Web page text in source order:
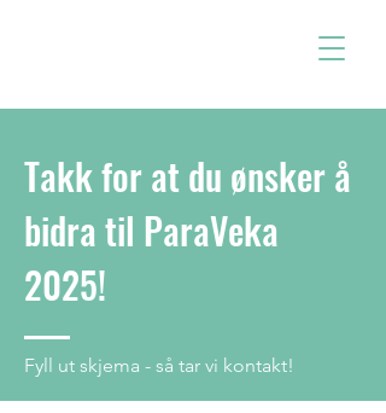
Takk for at du ønsker å
bidra til ParaVeka
2025!
Fyll ut skjema - så tar vi kontakt!